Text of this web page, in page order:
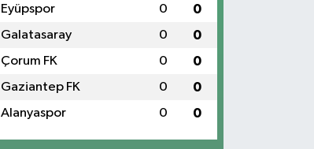
Eyüpspor 0 0
Galatasaray 0 0
Çorum FK 0 0
Gaziantep FK 0 0
Alanyaspor 0 0